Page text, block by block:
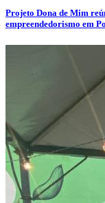
Projeto Dona de Mim
empreendedorismo em